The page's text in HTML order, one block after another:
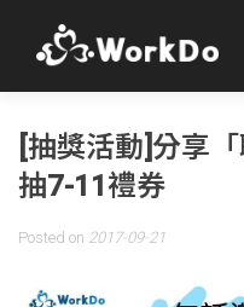
[抽獎活動]分享
抽7-11禮券
Posted on 2017-09-21